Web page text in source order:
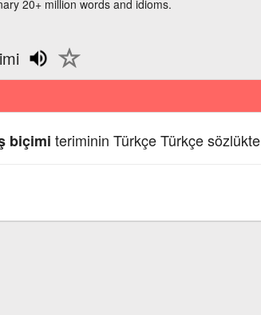
20+ million words and idioms.
biçimi teriminin Türkçe Türkçe sözlükte